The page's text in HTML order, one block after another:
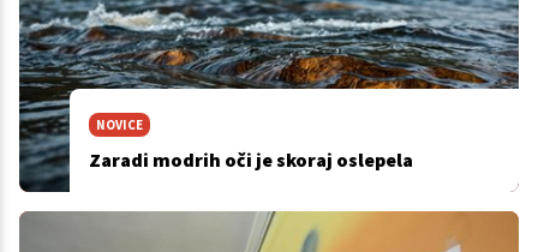
NOVICE
Zaradi modrih oči je skoraj oslepela